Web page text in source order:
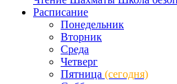
Расписание
Понедельник
Вторник
Среда
Четверг
Пятница (сегодня)